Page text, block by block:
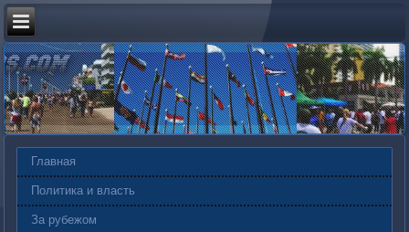
Главная
Политика и власть
За рубежом